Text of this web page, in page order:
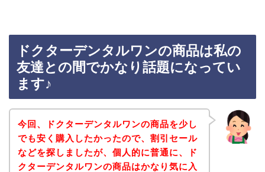
ドクターデンタルワンの商品は私の
友達との間でかなり話題になってい
ます♪
今回、ドクターデンタルワンの商品を少し
でも安く購入したかったので、割引セール
などを探しましたが、個人的に普通に、ド
クターデンタルワンの商品はかなり気に入